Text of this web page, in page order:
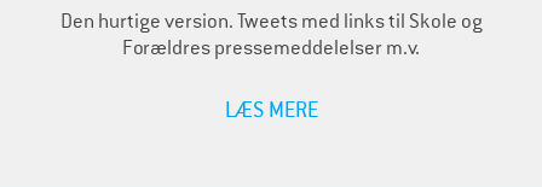
Den hurtige version. Tweets med links til Skole og
Forældres pressemeddelelser m.v.
LÆS MERE